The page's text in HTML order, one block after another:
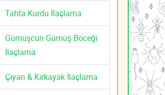
Tahta Kurdu İlaçlama
Gümüşcün Gümüş Böceği
İlaçlama
Çıyan & Kırkayak İlaçlama